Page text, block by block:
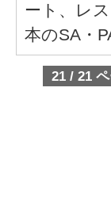
ート、レ
本のSA・
21 / 21